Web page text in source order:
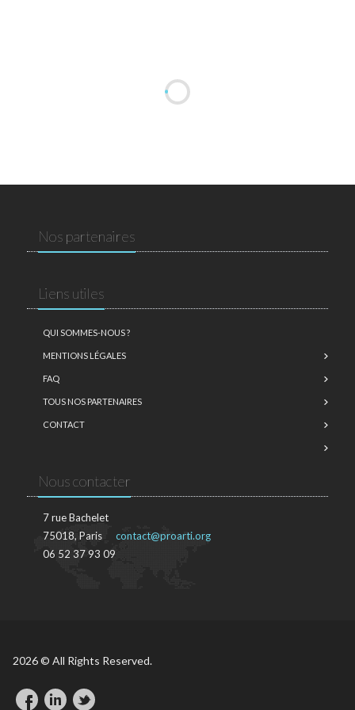
Nos partenaires
Liens utiles
QUI SOMMES-NOUS ?
MENTIONS LÉGALES
FAQ
TOUS NOS PARTENAIRES
CONTACT
Nous contacter
7 rue Bachelet
75018, Paris
06 52 37 93 09
contact@proarti.org
2026 © All Rights Reserved.